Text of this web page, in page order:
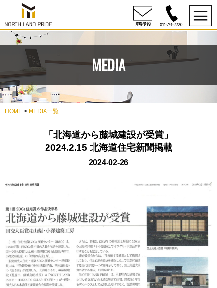
MEDIA
HOME > MEDIA一覧
「北海道から藤城建設が受賞」
2024.2.15 北海道住宅新聞掲載
2024-02-26